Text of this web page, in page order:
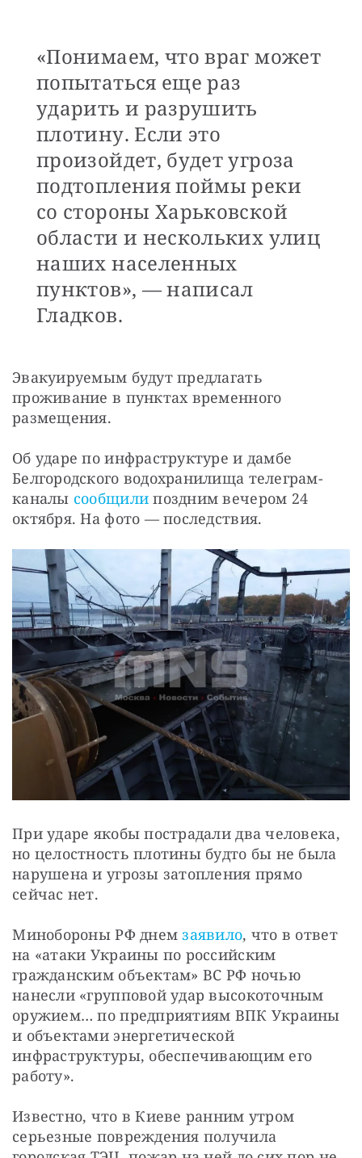
«Понимаем, что враг может
попытаться еще раз
ударить и разрушить
плотину. Если это
произойдет, будет угроза
подтопления поймы реки
со стороны Харьковской
области и нескольких улиц
наших населенных
пунктов», — написал
Гладков.
Эвакуируемым будут предлагать
проживание в пунктах временного
размещения.
Об ударе по инфраструктуре и дамбе
Белгородского водохранилища телеграм-
каналы сообщили поздним вечером 24
октября. На фото — последствия.
При ударе якобы пострадали два человека,
но целостность плотины будто бы не была
нарушена и угрозы затопления прямо
сейчас нет.
️Минобороны РФ днем заявило, что в ответ
на «атаки Украины по российским
гражданским объектам» ВС РФ ночью
нанесли «групповой удар высокоточным
оружием… по предприятиям ВПК Украины
и объектами энергетической
инфраструктуры, обеспечивающим его
работу».
Известно, что в Киеве ранним утром
серьезные повреждения получила